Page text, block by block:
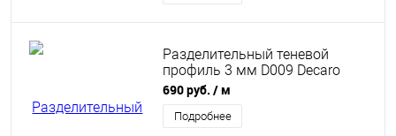
Разделительный теневой
профиль 3 мм D009 Decaro
Engineering анодированный
латунный
690 руб. / м
Подробнее